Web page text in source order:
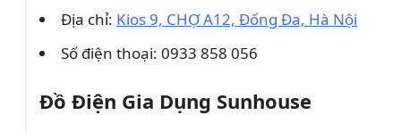
Địa chỉ: Kios 9, CHỢ A12, Đống Đa, Hà Nội
Số điện thoại: 0933 858 056
Đồ Điện Gia Dụng Sunhouse